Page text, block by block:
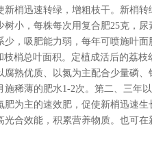
梢迅速转绿，增粗枝干。新梢转
小，每株每次用复合肥25克，尿
，吸肥能力弱，每年可喷施叶面
梢总叶面积。定植成活后的荔枝
熟优质、以氮为主配合少量磷、
稀薄的肥水1-2次。第二、三年
为主的速效肥，促使新梢迅速生
合效能，积累营养物质。也可在